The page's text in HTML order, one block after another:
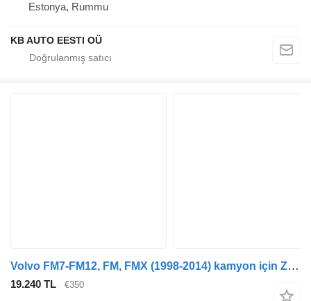
Estonya, Rummu
KB AUTO EESTI OÜ
Volvo FM7-FM12, FM, FMX (1998-2014) kamyon için ZF FMX (01.10-) 8655974125 hidrolik direksiyon pompası
19.240 TL €350